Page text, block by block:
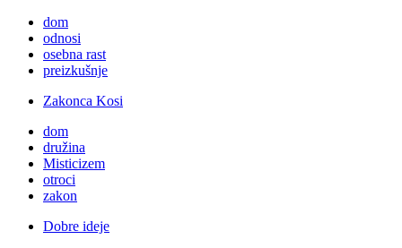
dom
odnosi
osebna rast
preizkušnje
Zakonca Kosi
dom
družina
Misticizem
otroci
zakon
Dobre ideje